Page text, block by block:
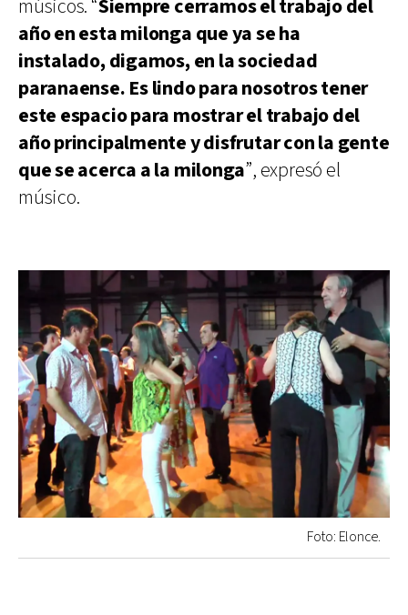
músicos. “Siempre cerramos el trabajo del
año en esta milonga que ya se ha
instalado, digamos, en la sociedad
paranaense. Es lindo para nosotros tener
este espacio para mostrar el trabajo del
año principalmente y disfrutar con la gente
que se acerca a la milonga”, expresó el
músico.
Foto: Elonce.